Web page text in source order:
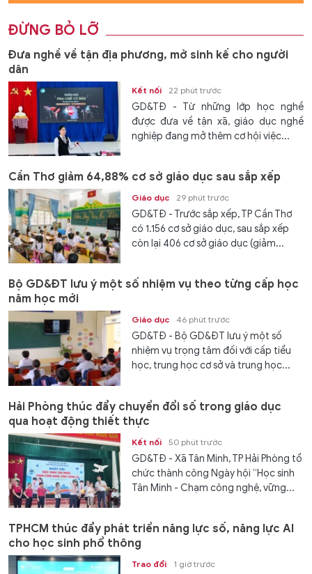
ĐỪNG BỎ LỠ
Đưa nghề về tận địa phương, mở sinh kế cho người
dân
Kết nối 22 phút trước
GD&TĐ - Từ những lớp học nghề
được đưa về tận xã, giáo dục nghề
nghiệp đang mở thêm cơ hội việc...
Cần Thơ giảm 64,88% cơ sở giáo dục sau sắp xếp
Giáo dục 29 phút trước
GD&TĐ - Trước sắp xếp, TP Cần Thơ
có 1.156 cơ sở giáo dục, sau sắp xếp
còn lại 406 cơ sở giáo dục (giảm...
Bộ GD&ĐT lưu ý một số nhiệm vụ theo từng cấp học
năm học mới
Giáo dục 46 phút trước
GD&TĐ - Bộ GD&ĐT lưu ý một số
nhiệm vụ trọng tâm đối với cấp tiểu
học, trung học cơ sở và trung học...
Hải Phòng thúc đẩy chuyển đổi số trong giáo dục
qua hoạt động thiết thực
Kết nối 50 phút trước
GD&TĐ - Xã Tân Minh, TP Hải Phòng tổ
chức thành công Ngày hội “Học sinh
Tân Minh - Chạm công nghệ, vững...
TPHCM thúc đẩy phát triển năng lực số, năng lực AI
cho học sinh phổ thông
Trao đổi 1 giờ trước